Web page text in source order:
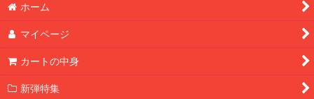
ホーム
マイページ
カートの中身
新弾特集